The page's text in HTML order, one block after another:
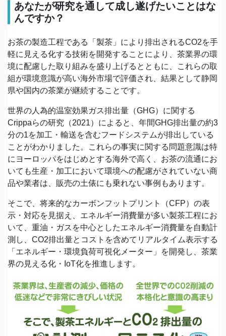
あなたが研究を通して成し遂げたいことはな
んですか？
お茶の製造工程である「製茶」により排出されるCO2を手
軽に見える化する技術を開発することにより、茶業界の環
境に配慮した取り組みを盛り上げるとともに、これらの取
組が環境意識が高い海外市場で評価され、結果として静岡
県や国内の茶業が継続することです。
世界の人為的温室効果ガス排出量（GHG）に関する
Crippaらの研究（2021）によると、年間GHG排出量の約3
分の1を加工・輸送を含むフードシステムが排出している
ことがわかりました。これらの事実に関する問題意識は特
にヨーロッパをはじめとする海外で高く、お茶の流通にお
いても生産・加工において環境への配慮がされていない商
品や業者は、販売の土俵にも乗れない事例もあります。
そこで、将来的なカーボンフットプリント（CFP）の表
示・対応を見据え、エネルギー消費量が多い製茶工程にお
いて、重油・ガスを中心としたエネルギー消費量を自動計
測し、CO2排出量とコストを含めてリアルタイム表示する
「エネルギー・環境負荷可視化メーター」を開発し、茶業
界の見える化・IoT化を推進します。